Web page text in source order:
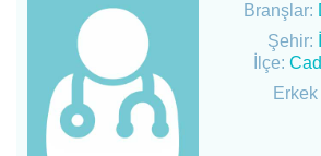
Branşlar:
Şehir:
İlçe: